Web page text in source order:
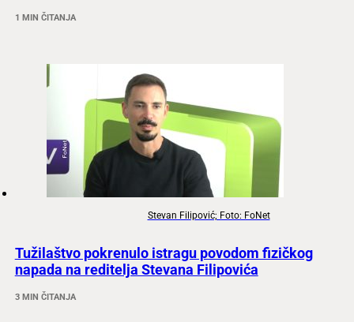
1 MIN ČITANJA
Stevan Filipović; Foto: FoNet
Tužilaštvo pokrenulo istragu povodom fizičkog
napada na reditelja Stevana Filipovića
3 MIN ČITANJA